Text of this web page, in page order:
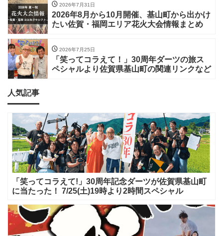
2026年7月31日
2026年8月から10月開催、基山町から出かけ
たい佐賀・福岡エリア花火大会情報まとめ
2026年7月25日
「笑ってコラえて！」30周年ダーツの旅ス
ペシャルより佐賀県基山町の関連リンクなど
人気記事
「笑ってコラえて!」30周年記念ダーツが佐賀県基山町
に当たった！ 7/25(土)19時より2時間スペシャル